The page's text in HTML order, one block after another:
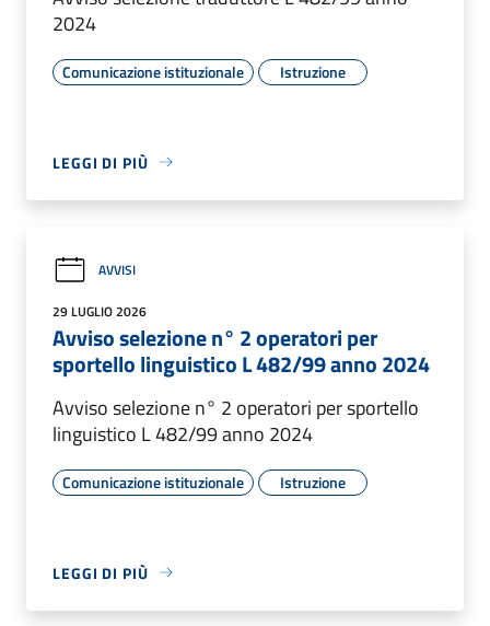
2024
Comunicazione istituzionale Istruzione
LEGGI DI PIÙ
AVVISI
29 LUGLIO 2026
Avviso selezione n° 2 operatori per
sportello linguistico L 482/99 anno 2024
Avviso selezione n° 2 operatori per sportello
linguistico L 482/99 anno 2024
Comunicazione istituzionale Istruzione
LEGGI DI PIÙ